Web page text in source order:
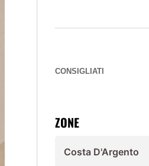
CONSIGLIATI
ZONE
Costa D'Argento